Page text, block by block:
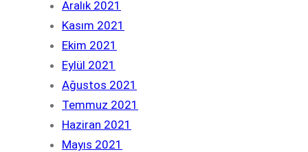
Aralık 2021
Kasım 2021
Ekim 2021
Eylül 2021
Ağustos 2021
Temmuz 2021
Haziran 2021
Mayıs 2021